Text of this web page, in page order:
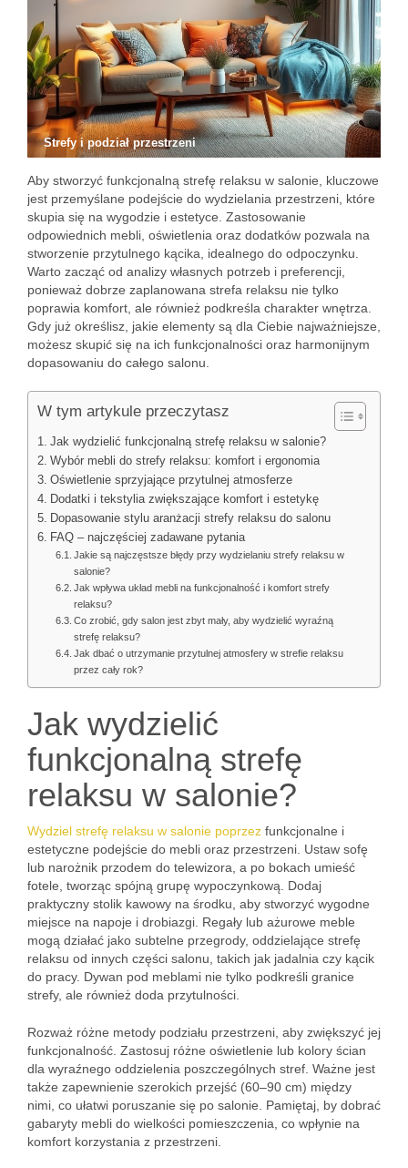
Strefy i podział przestrzeni
Aby stworzyć funkcjonalną strefę relaksu w salonie, kluczowe
jest przemyślane podejście do wydzielania przestrzeni, które
skupia się na wygodzie i estetyce. Zastosowanie
odpowiednich mebli, oświetlenia oraz dodatków pozwala na
stworzenie przytulnego kącika, idealnego do odpoczynku.
Warto zacząć od analizy własnych potrzeb i preferencji,
ponieważ dobrze zaplanowana strefa relaksu nie tylko
poprawia komfort, ale również podkreśla charakter wnętrza.
Gdy już określisz, jakie elementy są dla Ciebie najważniejsze,
możesz skupić się na ich funkcjonalności oraz harmonijnym
dopasowaniu do całego salonu.
W tym artykule przeczytasz
Jak wydzielić funkcjonalną strefę relaksu w salonie?
Wybór mebli do strefy relaksu: komfort i ergonomia
Oświetlenie sprzyjające przytulnej atmosferze
Dodatki i tekstylia zwiększające komfort i estetykę
Dopasowanie stylu aranżacji strefy relaksu do salonu
FAQ – najczęściej zadawane pytania
Jakie są najczęstsze błędy przy wydzielaniu strefy relaksu w
salonie?
Jak wpływa układ mebli na funkcjonalność i komfort strefy
relaksu?
Co zrobić, gdy salon jest zbyt mały, aby wydzielić wyraźną
strefę relaksu?
Jak dbać o utrzymanie przytulnej atmosfery w strefie relaksu
przez cały rok?
Jak wydzielić
funkcjonalną strefę
relaksu w salonie?
Wydziel strefę relaksu w salonie poprzez funkcjonalne i
estetyczne podejście do mebli oraz przestrzeni. Ustaw sofę
lub narożnik przodem do telewizora, a po bokach umieść
fotele, tworząc spójną grupę wypoczynkową. Dodaj
praktyczny stolik kawowy na środku, aby stworzyć wygodne
miejsce na napoje i drobiazgi. Regały lub ażurowe meble
mogą działać jako subtelne przegrody, oddzielające strefę
relaksu od innych części salonu, takich jak jadalnia czy kącik
do pracy. Dywan pod meblami nie tylko podkreśli granice
strefy, ale również doda przytulności.
Rozważ różne metody podziału przestrzeni, aby zwiększyć jej
funkcjonalność. Zastosuj różne oświetlenie lub kolory ścian
dla wyraźnego oddzielenia poszczególnych stref. Ważne jest
także zapewnienie szerokich przejść (60–90 cm) między
nimi, co ułatwi poruszanie się po salonie. Pamiętaj, by dobrać
gabaryty mebli do wielkości pomieszczenia, co wpłynie na
komfort korzystania z przestrzeni.